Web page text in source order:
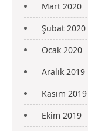
Mart 2020
Şubat 2020
Ocak 2020
Aralık 2019
Kasım 2019
Ekim 2019